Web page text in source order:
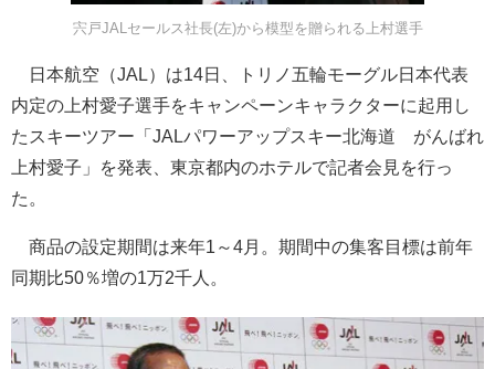
宍戸JALセールス社長(左)から模型を贈られる上村選手
日本航空（JAL）は14日、トリノ五輪モーグル日本代表
内定の上村愛子選手をキャンペーンキャラクターに起用し
たスキーツアー「JALパワーアップスキー北海道 がんばれ
上村愛子」を発表、東京都内のホテルで記者会見を行っ
た。
商品の設定期間は来年1～4月。期間中の集客目標は前年
同期比50％増の1万2千人。